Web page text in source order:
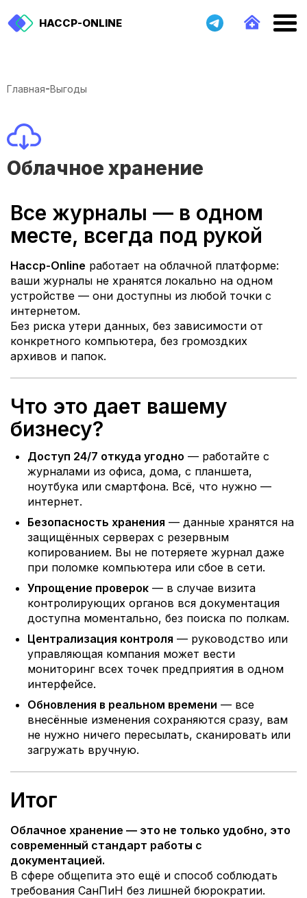
HACCP-ONLINE
Главная-Выгоды
Облачное хранение
Все журналы — в одном
месте, всегда под рукой
Haccp-Online работает на облачной платформе:
ваши журналы не хранятся локально на одном
устройстве — они доступны из любой точки с
интернетом.
Без риска утери данных, без зависимости от
конкретного компьютера, без громоздких
архивов и папок.
Что это дает вашему
бизнесу?
Доступ 24/7 откуда угодно — работайте с
журналами из офиса, дома, с планшета,
ноутбука или смартфона. Всё, что нужно —
интернет.
Безопасность хранения — данные хранятся на
защищённых серверах с резервным
копированием. Вы не потеряете журнал даже
при поломке компьютера или сбое в сети.
Упрощение проверок — в случае визита
контролирующих органов вся документация
доступна моментально, без поиска по полкам.
Централизация контроля — руководство или
управляющая компания может вести
мониторинг всех точек предприятия в одном
интерфейсе.
Обновления в реальном времени — все
внесённые изменения сохраняются сразу, вам
не нужно ничего пересылать, сканировать или
загружать вручную.
Итог
Облачное хранение — это не только удобно, это
современный стандарт работы с
документацией.
В сфере общепита это ещё и способ соблюдать
требования СанПиН без лишней бюрократии.